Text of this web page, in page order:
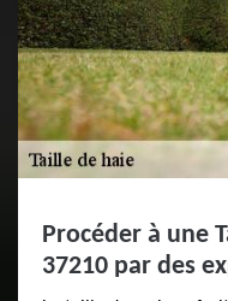
Procéder à une
37210 par des